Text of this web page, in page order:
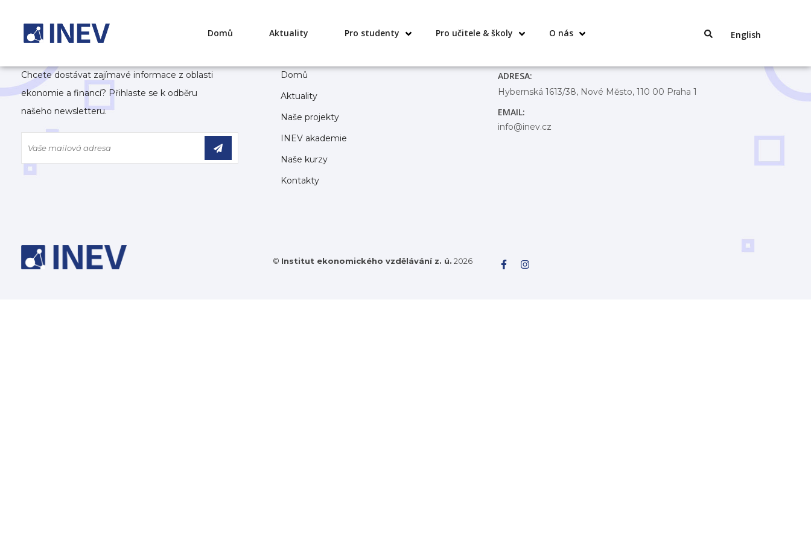
Domů Aktuality Pro studenty Pro učitele & školy O nás English
Chcete dostávat zajímavé informace z oblasti
ekonomie a financí? Přihlaste se k odběru
našeho newsletteru.
Domů
Aktuality
Naše projekty
INEV akademie
Naše kurzy
Kontakty
ADRESA:
Hybernská 1613/38, Nové Město, 110 00 Praha 1
EMAIL:
info@inev.cz
© Institut ekonomického vzdělávání z. ú. 2026